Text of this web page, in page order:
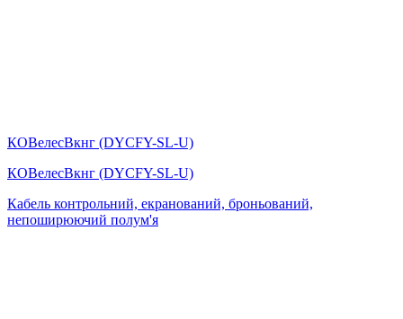
КОВелесВкнг (DYСFY-SL-U)
КОВелесВкнг (DYСFY-SL-U)
Кабель контрольний, екранований, броньований,
непоширюючий полум'я